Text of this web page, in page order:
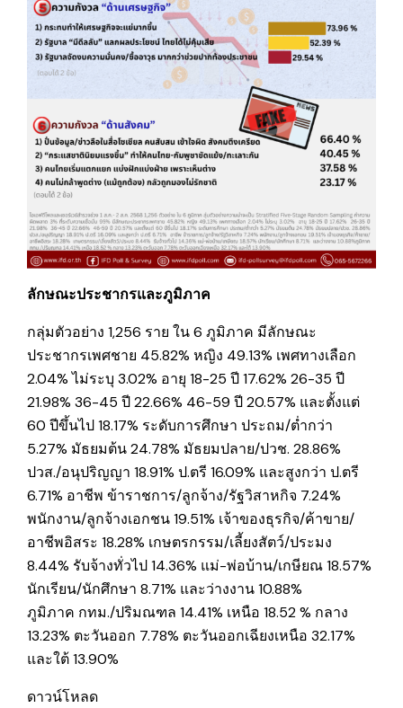
ลักษณะประชากรและภูมิภาค
กลุ่มตัวอย่าง 1,256 ราย ใน 6 ภูมิภาค มีลักษณะ
ประชากรเพศชาย 45.82% หญิง 49.13% เพศทางเลือก
2.04% ไม่ระบุ 3.02% อายุ 18-25 ปี 17.62% 26-35 ปี
21.98% 36-45 ปี 22.66% 46-59 ปี 20.57% และตั้งแต่
60 ปีขึ้นไป 18.17% ระดับการศึกษา ประถม/ต่ำกว่า
5.27% มัธยมต้น 24.78% มัธยมปลาย/ปวช. 28.86%
ปวส./อนุปริญญา 18.91% ป.ตรี 16.09% และสูงกว่า ป.ตรี
6.71% อาชีพ ข้าราชการ/ลูกจ้าง/รัฐวิสาหกิจ 7.24%
พนักงาน/ลูกจ้างเอกชน 19.51% เจ้าของธุรกิจ/ค้าขาย/
อาชีพอิสระ 18.28% เกษตรกรรม/เลี้ยงสัตว์/ประมง
8.44% รับจ้างทั่วไป 14.36% แม่-พ่อบ้าน/เกษียณ 18.57%
นักเรียน/นักศึกษา 8.71% และว่างงาน 10.88%
ภูมิภาค กทม./ปริมณฑล 14.41% เหนือ 18.52 % กลาง
13.23% ตะวันออก 7.78% ตะวันออกเฉียงเหนือ 32.17%
และใต้ 13.90%
ดาวน์โหลด